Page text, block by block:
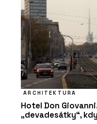
ARCHITEKTURA
Hotel Don
„devadesátky“,